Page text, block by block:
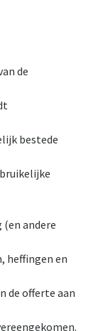
de
bestede
andere
heffingen en
de offerte aan